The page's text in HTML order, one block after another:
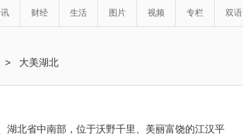
财经 生活 图片 视频 专栏 双语
> 大美湖北
湖北省中南部，位于沃野千里、美丽富饶的江汉平